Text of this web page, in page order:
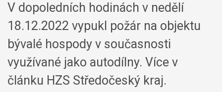
V dopoledních hodinách v nedělí
18.12.2022 vypukl požár na objektu
bývalé hospody v současnosti
využívané jako autodílny. Více v
článku HZS Středočeský kraj.